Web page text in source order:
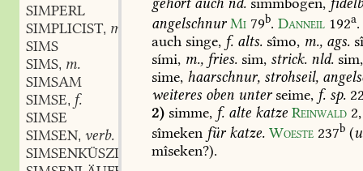
SIMPERL
SIMPLICIST, m.
SIMS
SIMS, m.
SIMSAM
SIMSE, f.
SIMSE
SIMSEN, verb.
SIMSENKÜSZLEIN
,n.
angelschnur Mi 79b. Danneil 192a.
auch singe, f. alts. sîmo, m., ags.
sími, m., fries. sim, strick. nld. sim,
sime, haarschnur, strohseil,
weiteres oben unterseime, f. sp.
2) simme, f. alte katze Reinwald 2,
sîmeken fürkatze. Woeste 237b (
mîseken?).